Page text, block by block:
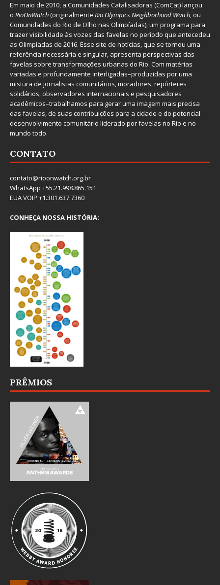
Em maio de 2010, a Comunidades Catalisadoras (ComCat) lançou
o RioOnWatch(originalmente Rio Olympics Neighborhood Watch, ou
Comunidades do Rio de Olho nas Olimpíadas), um programa para
trazer visibilidade às vozes das favelas no período que antecedeu
as Olimpíadas de 2016. Esse site de notícias, que se tornou uma
referência necessária e singular, apresenta perspectivas das
favelas sobre transformações urbanas do Rio. Com matérias
variadas e profundamente interligadas–produzidas por uma
mistura de jornalistas comunitários, moradores, repórteres
solidários, observadores internacionais e pesquisadores
acadêmicos–trabalhamos para gerar uma imagem mais precisa
das favelas, de suas contribuições para a cidade e do potencial
desenvolvimento comunitário liderado por favelas no Rio e no
mundo todo.
CONTATO
contato@rioonwatch.org.br
WhatsApp +55.21.998.865.151
EUA VOIP +1.301.637.7360
CONHEÇA NOSSA HISTÓRIA:
PRÊMIOS